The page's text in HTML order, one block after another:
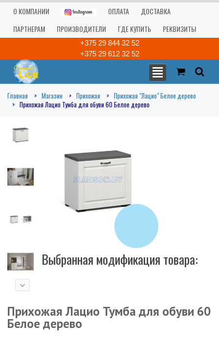
О КОМПАНИИ ОПЛАТА
ДОСТАВКА
ПАРТНЕРАМ
ПРОИЗВОДИТЕЛИ ГДЕ КУПИТЬ РЕКВИЗИТЫ
+375 29 844 32 52
+375 29 612 32 52
Главная Магазин Прихожая
Прихожая "Лацио" Белое дерево
Прихожая Лацио Тумба для обуви 60 Белое дерево
Выбранная модификация товара:
Прихожая Лацио Тумба для обуви 60
Белое дерево